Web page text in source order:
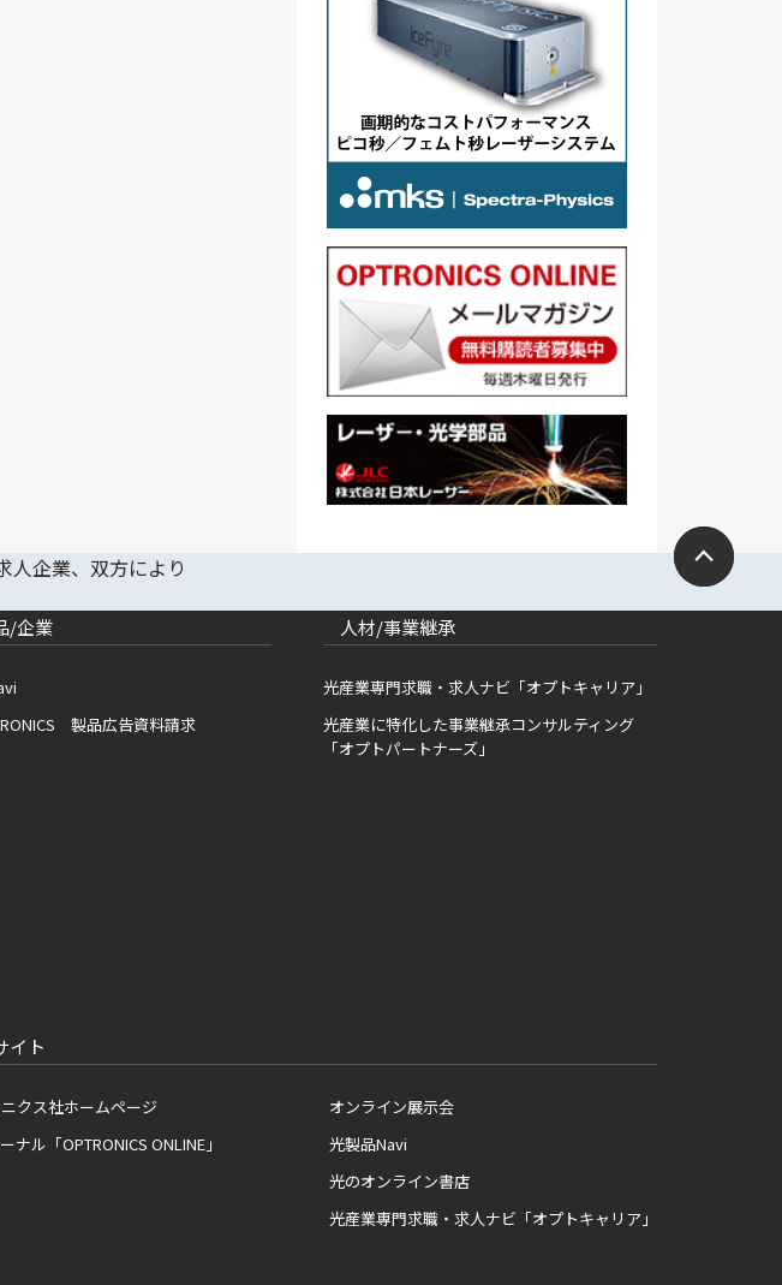
/企業
製品広告資料請求
人材/事業継承
光産業専門求職・求人ナビ「オプトキャリア」
光産業に特化した事業継承コンサルティング
「オプトパートナーズ」
イト
クス社ホームページ
ナル「OPTRONICS ONLINE」
オンライン展示会
光製品Navi
光のオンライン書店
光産業専門求職・求人ナビ「オプトキャリア」